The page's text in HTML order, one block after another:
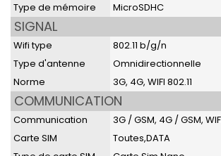
Type de mémoire
MicroSDHC
SIGNAL
Wifi type
802.11 b/g/n
Type d'antenne
Omnidirectionnelle
Norme
3G, 4G, WIFI 802.11
COMMUNICATION
Communication
3G / GSM, 4G / GSM,
Carte SIM
Toutes,DATA